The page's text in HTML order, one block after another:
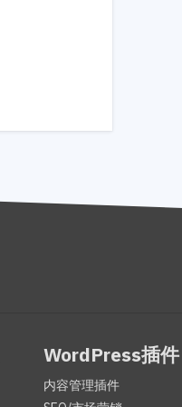
WordPress插件
内容管理插件